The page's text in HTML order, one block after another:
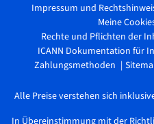
Impressum und
Meine
Rechte und Pflichten der
ICANN Dokumentation für
Zahlungsmethoden
Alle Preise verstehen sich
In Übereinstimmung mit der